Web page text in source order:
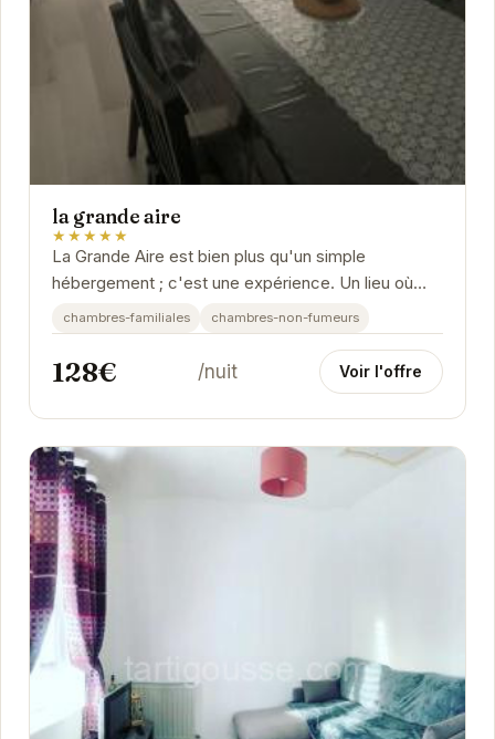
la grande aire
★★★★★
La Grande Aire est bien plus qu'un simple
hébergement ; c'est une expérience. Un lieu où
chaque détail a été pensé pour votre bien-être.
chambres-familiales chambres-non-fumeurs
128€ /nuit Voir l'offre